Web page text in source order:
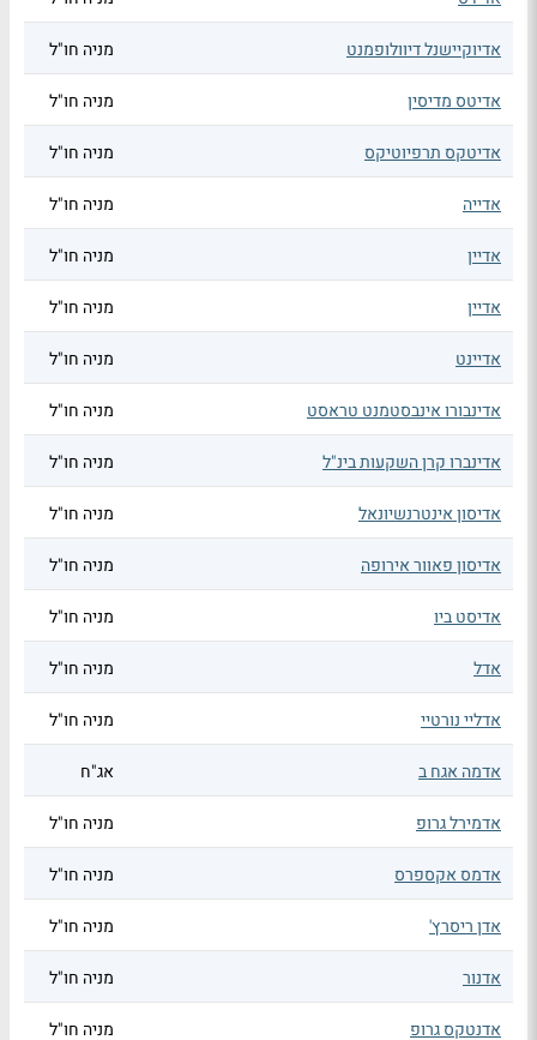
אדיוקיישנל דיוולופמנט מניה חו"ל
אדיטס מדיסין מניה חו"ל
אדיטקס תרפיוטיקס מניה חו"ל
אדייה מניה חו"ל
אדיין מניה חו"ל
אדיין מניה חו"ל
אדיינט מניה חו"ל
אדינבורו אינבסטמנט טראסט מניה חו"ל
אדינברו קרן השקעות בינ"ל מניה חו"ל
אדיסון אינטרנשיונאל מניה חו"ל
אדיסון פאוור אירופה מניה חו"ל
אדיסט ביו מניה חו"ל
אדל מניה חו"ל
אדליי נורטיי מניה חו"ל
אדמה אגח ב אג"ח
אדמירל גרופ מניה חו"ל
אדמס אקספרס מניה חו"ל
אדן ריסרץ' מניה חו"ל
אדנור מניה חו"ל
אדנטקס גרופ מניה חו"ל